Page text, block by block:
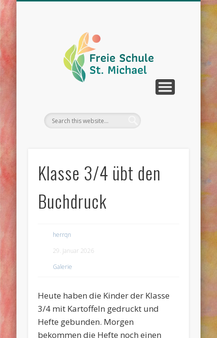
Klasse 3/4 übt den
Buchdruck
herrqn
29. Januar 2026
Galerie
Heute haben die Kinder der Klasse
3/4 mit Kartoffeln gedruckt und
Hefte gebunden. Morgen
bekommen die Hefte noch einen